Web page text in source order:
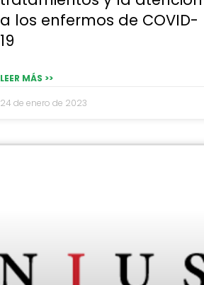
a los enfermos de COVID-
19
LEER MÁS >>
24 de enero de 2023